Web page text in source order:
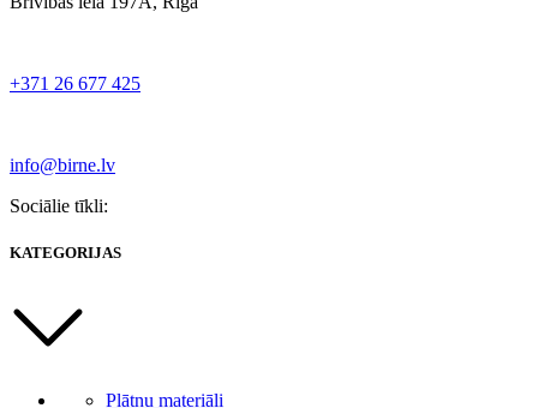
+371 26 677 425
info@birne.lv
Sociālie tīkli:
KATEGORIJAS
Plātņu materiāli